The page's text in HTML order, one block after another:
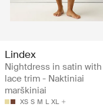
Lindex
Nightdress in satin with
lace trim - Naktiniai
marškiniai
XS S M L XL